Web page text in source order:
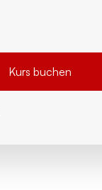
Kurs buchen